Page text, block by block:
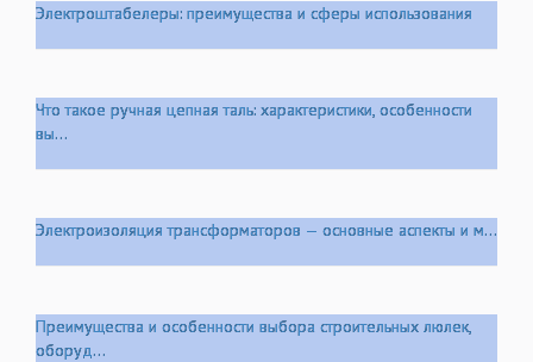
Электроштабелеры: преимущества и сферы использования
Что такое ручная цепная таль: характеристики, особенности
вы...
Электроизоляция трансформаторов — основные аспекты и м...
Преимущества и особенности выбора строительных люлек,
оборуд...